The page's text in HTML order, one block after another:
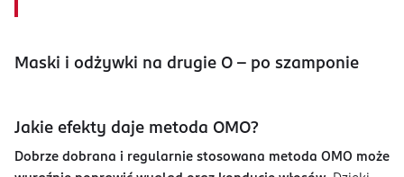
Maski i odżywki na drugie O - po szamponie
Jakie efekty daje metoda OMO?
Dobrze dobrana i regularnie stosowana metoda OMO może